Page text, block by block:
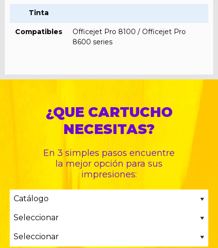
Tinta
Compatibles
Officejet Pro 8100 / Officejet Pro
8600 series
¿QUE CARTUCHO
NECESITAS?
En 3 simples pasos encuentre
la mejor opción para sus
impresiones: